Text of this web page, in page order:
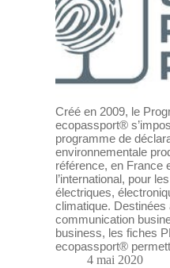
Créé en 2009, le
ecopassport®
programme de
environnementale
référence, en France
l’international, pour
électriques,
climatique. Destinées
communication
business, les fiches
ecopassport®
4 mai 2020